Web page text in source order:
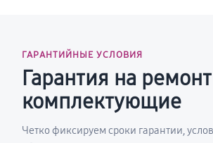
ГАРАНТИЙНЫЕ УСЛОВИЯ
Гарантия на
комплектующие
Четко фиксируем сроки гарантии,